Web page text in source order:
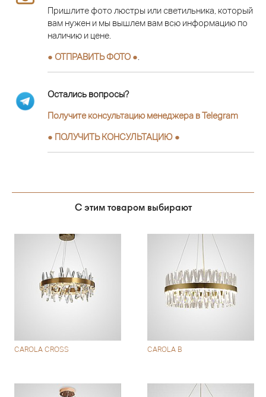
Пришлите фото люстры или светильника, который
вам нужен и мы вышлем вам всю информацию по
наличию и цене.
● ОТПРАВИТЬ ФОТО ●
Остались вопросы?
Получите консультацию менеджера в Telegram
● ПОЛУЧИТЬ КОНСУЛЬТАЦИЮ ●
С этим товаром выбирают
CAROLA CROSS CAROLA B